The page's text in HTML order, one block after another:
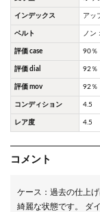
インデックス アッ
ベルト ノン
評価 case 90％
評価 dial 92％
評価 mov 92％
コンディション 4.5
レア度 4.5
コメント
ケース：過去の仕上
綺麗な状態です。 ダ